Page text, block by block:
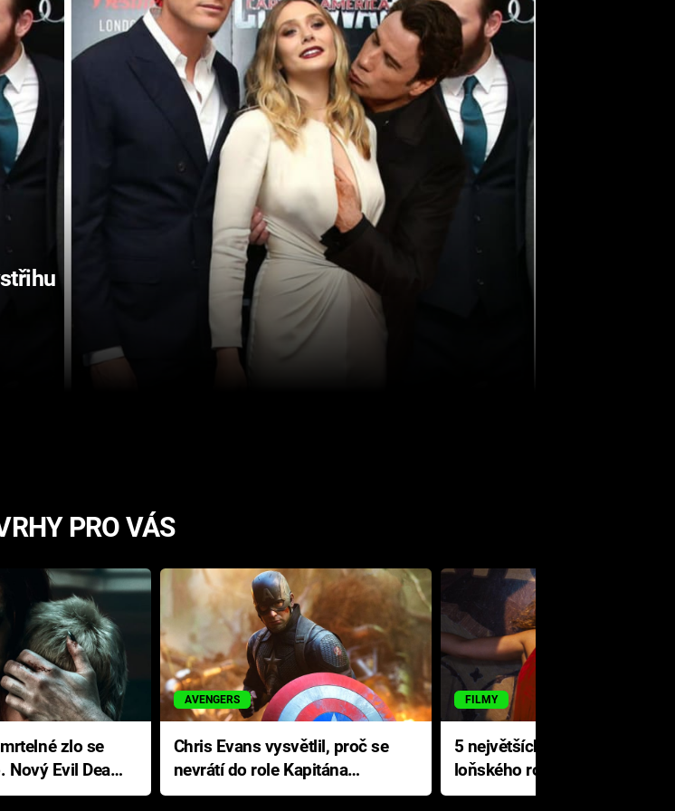
PRO VÁS
Nový Evil Dead
AVENGERS
Chris Evans vysvětlil, proč se
nevrátí do role Kapitána
Ameriky
FILMY
5 největších propadáků
loňského roku: Disney na
jediné katastrofě prodělal 200